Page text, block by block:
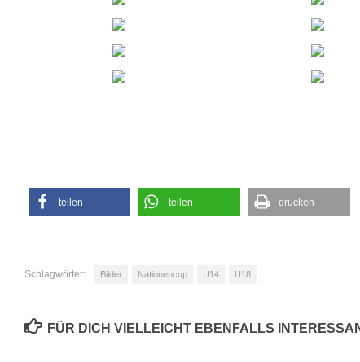
teilen teilen drucken
Schlagwörter: Bilder Nationencup U14 U18
FÜR DICH VIELLEICHT EBENFALLS